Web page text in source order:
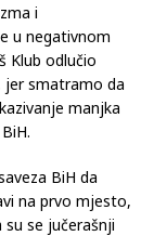
i
u negativnom
Klub odlučio
jer smatramo da
manjka
BiH da
na prvo mjesto,
se jučerašnji